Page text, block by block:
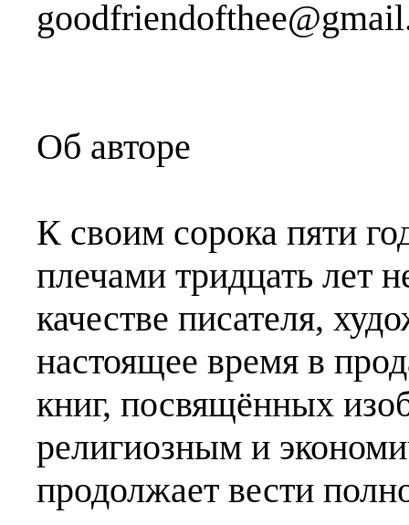
Об авторе
К своим сорока пяти
плечами тридцать лет
качестве писателя,
настоящее время в
книг, посвящённых
религиозным и
продолжает вести